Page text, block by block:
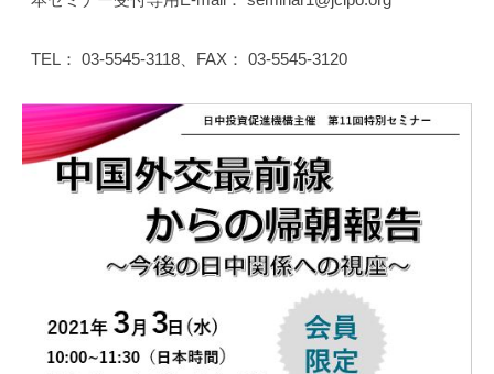
TEL： 03-5545-3118、FAX： 03-5545-3120